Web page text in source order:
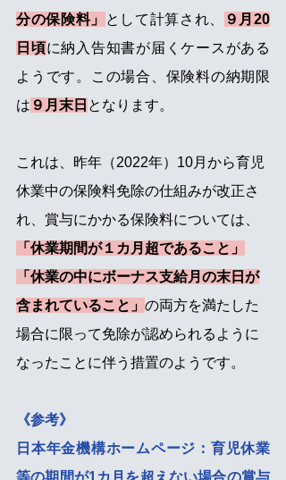
分の保険料」
として計算され、
９月20
日頃に納入告知書が届くケースがある
ようです。この場合、保険料の納期限
は ９月末日 となります。
これは、昨年（2022年）10月から育児
休業中の保険料免除の仕組みが改正さ
れ、賞与にかかる保険料については、
「休業期間が１カ月超であること」
「休業の中にボーナス支給月の末日が
含まれていること」 の両方を満たした
場合に限って免除が認められるように
なったことに伴う措置のようです。
《参考》
日本年金機構ホームページ：育児休業